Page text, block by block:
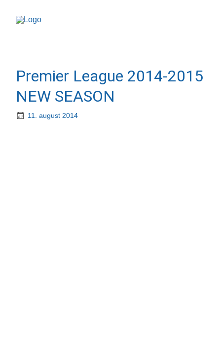
Premier League 2014-2015
NEW SEASON
11. august 2014